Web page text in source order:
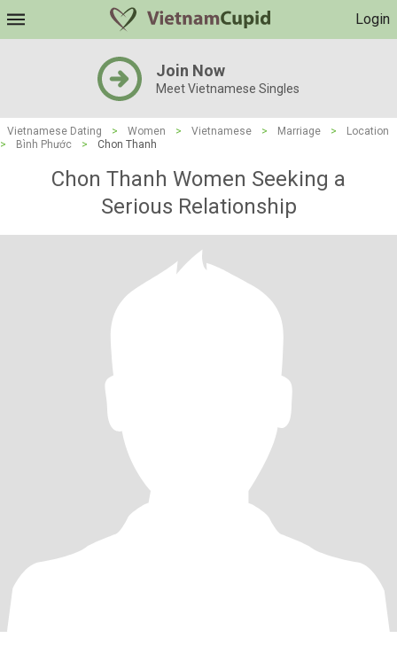
Login
Join Now
Meet Vietnamese Singles
Vietnamese Dating > Women > Vietnamese > Marriage >
Location
>
Bình Phước > Chon Thanh
Chon Thanh Women Seeking a
Serious Relationship